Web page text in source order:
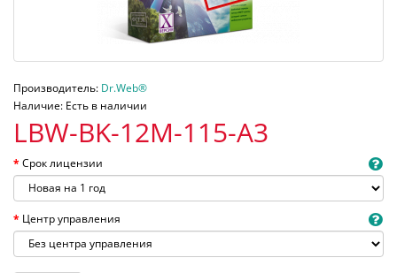
Производитель: Dr.Web®
Наличие: Есть в наличии
LBW-BK-12M-115-A3
Срок лицензии
Центр управления